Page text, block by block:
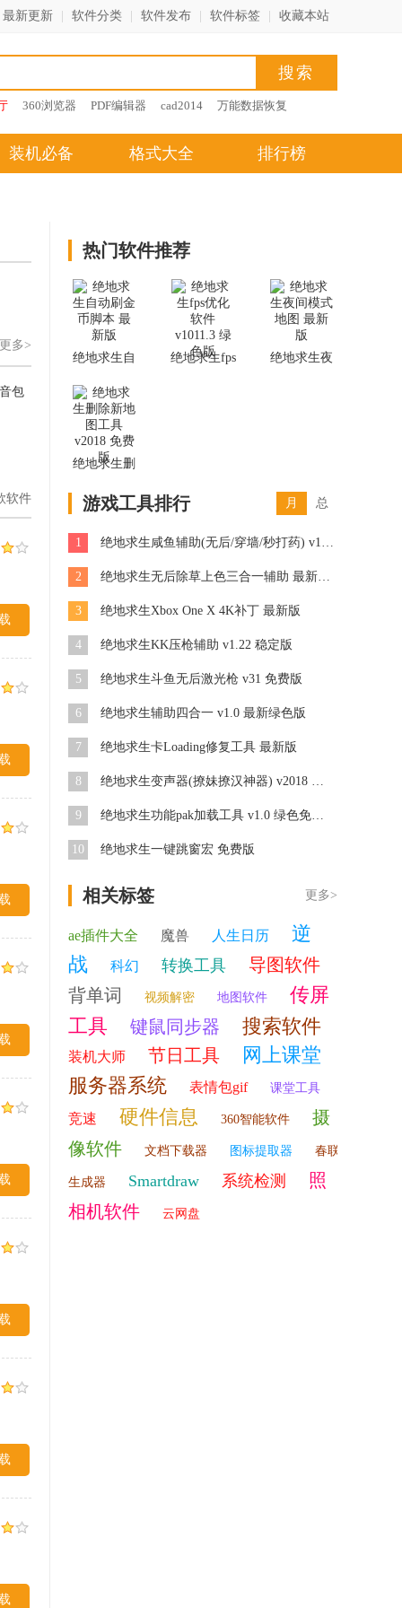
最新更新 软件分类 软件发布 软件标签 收藏本站
360浏览器 PDF编辑器 cad2014 万能数据恢复
装机必备 格式大全 排行榜
更多>
包
软件
热门软件推荐
绝地求生自
本 最新版
绝地求生fps
绝地求生夜
绝地求生删
具 v2018 免
游戏工具排行 月 总
1 绝地求生咸鱼辅助(无后/穿墙/秒打药) v1.0 绿色版
2 绝地求生无后除草上色三合一辅助 最新免费版
3 绝地求生Xbox One X 4K补丁 最新版
4 绝地求生KK压枪辅助 v1.22 稳定版
5 绝地求生斗鱼无后激光枪 v31 免费版
6 绝地求生辅助四合一 v1.0 最新绿色版
7 绝地求生卡Loading修复工具 最新版
8 绝地求生变声器(撩妹撩汉神器) v2018 最新版
9 绝地求生功能pak加载工具 v1.0 绿色免费版
10 绝地求生一键跳窗宏 免费版
相关标签 更多>
ae插件大全 魔兽 人生日历
逆
战
科幻 转换工具
导图软件
背单词
视频解密 地图软件
传屏
工具
键鼠同步器 搜索软件
装机大师 节日工具
网上课堂
服务器系统
表情包gif 课堂工具
竞速 硬件信息 360智能软件
摄
像软件
文档下载器 图标提取器 春联
生成器 Smartdraw 系统检测
照
相机软件
云网盘